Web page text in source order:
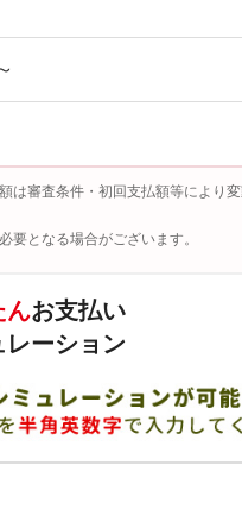
は審査条件・初回支払額等により
となる場合がございます。
んお支払い
レーション